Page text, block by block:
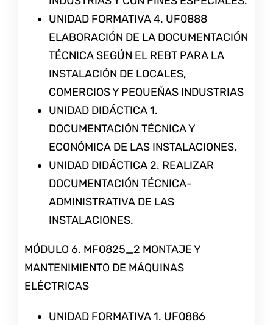
UNIDAD FORMATIVA 4. UF0888
ELABORACIÓN DE LA DOCUMENTACIÓN
TÉCNICA SEGÚN EL REBT PARA LA
INSTALACIÓN DE LOCALES,
COMERCIOS Y PEQUEÑAS INDUSTRIAS
UNIDAD DIDÁCTICA 1.
DOCUMENTACIÓN TÉCNICA Y
ECONÓMICA DE LAS INSTALACIONES.
UNIDAD DIDÁCTICA 2. REALIZAR
DOCUMENTACIÓN TÉCNICA-
ADMINISTRATIVA DE LAS
INSTALACIONES.
MÓDULO 6. MF0825_2 MONTAJE Y
MANTENIMIENTO DE MÁQUINAS
ELÉCTRICAS
UNIDAD FORMATIVA 1. UF0886